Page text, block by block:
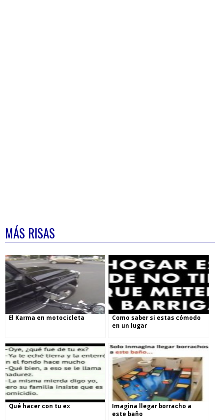
MÁS RISAS
El Karma en motocicleta
Como saber si estas cómodo
en un lugar
Qué hacer con tu ex
Imagina llegar borracho a
este baño